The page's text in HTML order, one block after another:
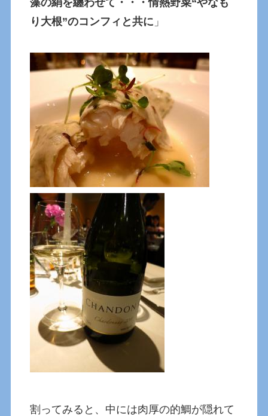
藻の絹を纏わせて・・・情熱野菜“やなも
り大根”のコンフィと共に 」
割ってみると、中には肉厚の的鯛が隠れて